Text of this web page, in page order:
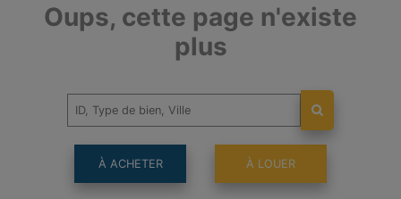
Oups, cette page n'existe
plus
À ACHETER À LOUER